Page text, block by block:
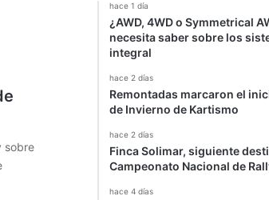
sobre
hace 1 día
¿AWD, 4WD o Symmetrical
necesita saber sobre los
integral
hace 2 días
Remontadas marcaron el
de Invierno de Kartismo
hace 2 días
Finca Solimar, siguiente
Campeonato Nacional de
hace 4 días